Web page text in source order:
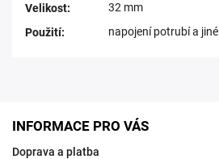
Velikost:
32 mm
Použití: napojení potrubí a jiné
INFORMACE PRO VÁS
Doprava a platba